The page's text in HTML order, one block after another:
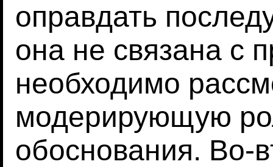
оправдать
она не связана с
необходимо
модерирующую
обоснования. Во-